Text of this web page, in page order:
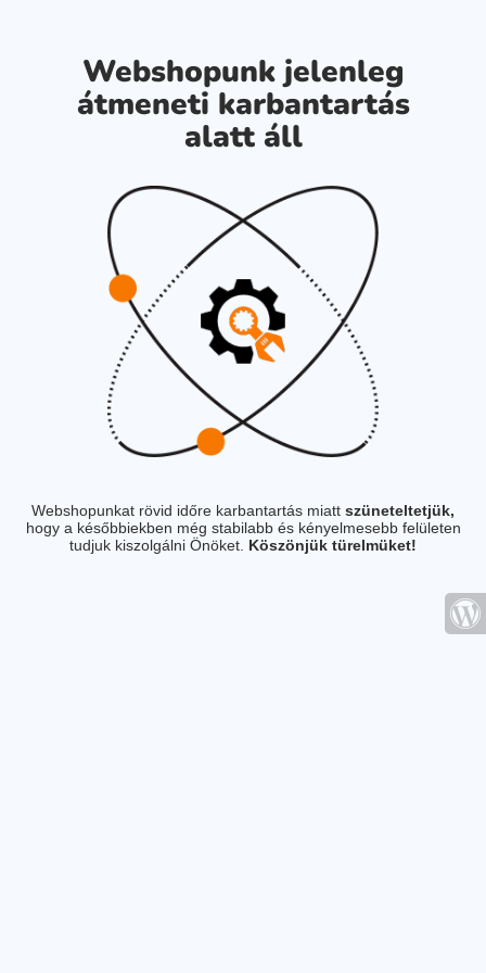
Webshopunk jelenleg
átmeneti karbantartás
alatt áll
Webshopunkat rövid időre karbantartás miatt szüneteltetjük,
hogy a későbbiekben még stabilabb és kényelmesebb felületen
tudjuk kiszolgálni Önöket. Köszönjük türelmüket!